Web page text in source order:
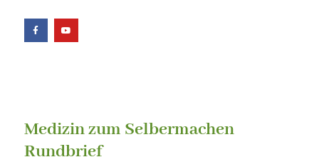
F
a
Y
o
Medizin zum Selbermachen
Rundbrief